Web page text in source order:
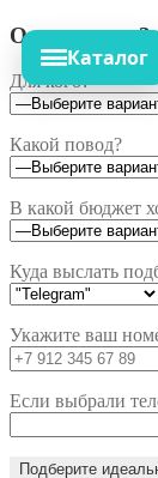
Ответьте на
Для кого?
Какой повод?
В какой бюджет
Куда выслать
Укажите ваш
Если выбрали
Каталог